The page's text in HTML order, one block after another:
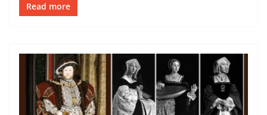
Read more